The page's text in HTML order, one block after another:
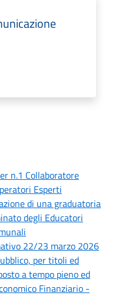
n.1 Collaboratore
Esperti
di una graduatoria
degli Educatori
22/23 marzo 2026
per titoli ed
a tempo pieno ed
Finanziario -